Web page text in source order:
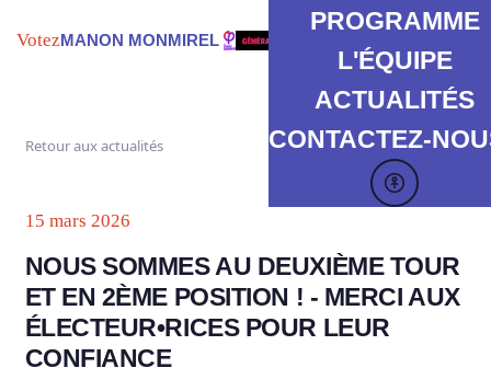
VotezMANON MONMIREL
PROGRAMME
L'ÉQUIPE
ACTUALITÉS
CONTACTEZ-
Retour aux actualités
15 mars 2026
NOUS SOMMES AU DEUXIÈME TOUR
ET EN 2ÈME POSITION ! - MERCI AUX
ÉLECTEUR•RICES POUR LEUR
CONFIANCE